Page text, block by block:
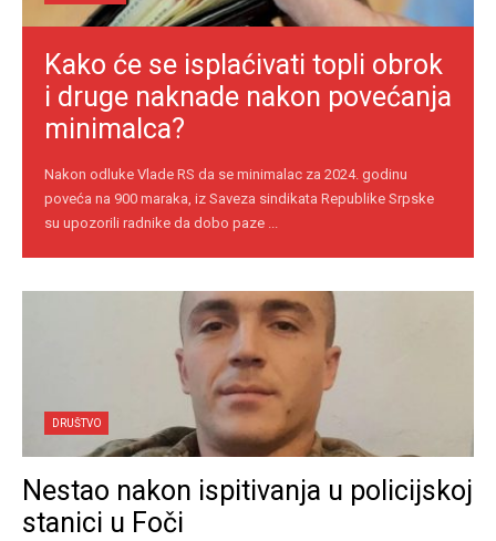
Kako će se isplaćivati topli obrok
i druge naknade nakon povećanja
minimalca?
Nakon odluke Vlade RS da se minimalac za 2024. godinu
poveća na 900 maraka, iz Saveza sindikata Republike Srpske
su upozorili radnike da dobo paze ...
DRUŠTVO
Nestao nakon ispitivanja u policijskoj
stanici u Foči